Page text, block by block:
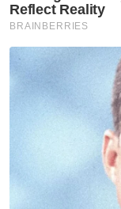
Sukan SEA